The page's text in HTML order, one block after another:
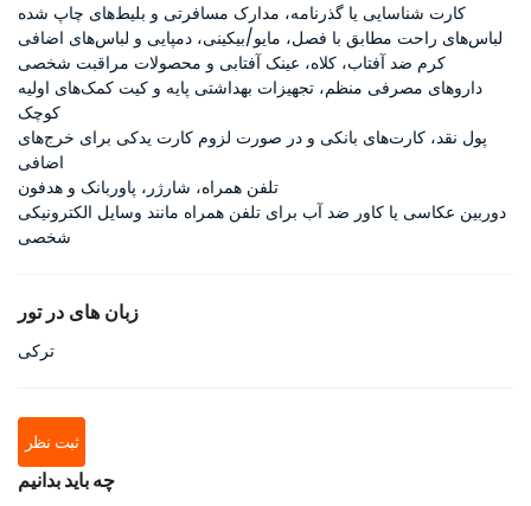
کارت شناسایی یا گذرنامه، مدارک مسافرتی و بلیط‌های چاپ شده
لباس‌های راحت مطابق با فصل، مایو/بیکینی، دمپایی و لباس‌های اضافی
کرم ضد آفتاب، کلاه، عینک آفتابی و محصولات مراقبت شخصی
داروهای مصرفی منظم، تجهیزات بهداشتی پایه و کیت کمک‌های اولیه
کوچک
پول نقد، کارت‌های بانکی و در صورت لزوم کارت یدکی برای خرج‌های
اضافی
تلفن همراه، شارژر، پاوربانک و هدفون
دوربین عکاسی یا کاور ضد آب برای تلفن همراه مانند وسایل الکترونیکی
شخصی
زبان های در تور
ترکی
ثبت نظر
چه باید بدانیم